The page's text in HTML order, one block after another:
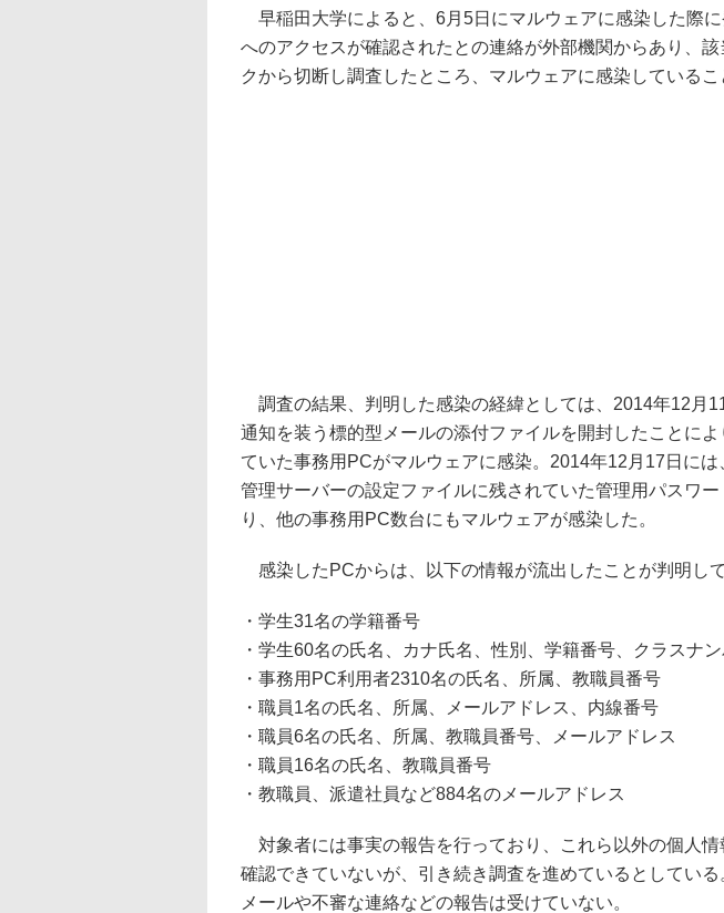
早稲田大学によると、6月5日にマルウェアに感染した際
へのアクセスが確認されたとの連絡が外部機関からあり、
クから切断し調査したところ、マルウェアに感染しているこ
調査の結果、判明した感染の経緯としては、2014年12月
通知を装う標的型メールの添付ファイルを開封したことに
ていた事務用PCがマルウェアに感染。2014年12月17日には
管理サーバーの設定ファイルに残されていた管理用パスワ
り、他の事務用PC数台にもマルウェアが感染した。
感染したPCからは、以下の情報が流出したことが判明して
・学生31名の学籍番号
・学生60名の氏名、カナ氏名、性別、学籍番号、クラスナ
・事務用PC利用者2310名の氏名、所属、教職員番号
・職員1名の氏名、所属、メールアドレス、内線番号
・職員6名の氏名、所属、教職員番号、メールアドレス
・職員16名の氏名、教職員番号
・教職員、派遣社員など884名のメールアドレス
対象者には事実の報告を行っており、これら以外の個人情
確認できていないが、引き続き調査を進めているとしている
メールや不審な連絡などの報告は受けていない。